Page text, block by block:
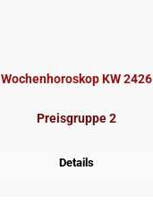
Wochenhoroskop KW 2426
Preisgruppe 2
Details